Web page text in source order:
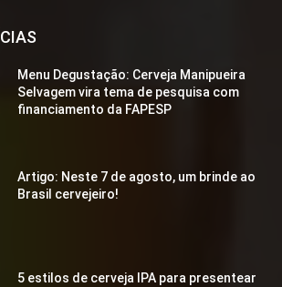
Menu Degustação: Cerveja Manipueira
Selvagem vira tema de pesquisa com
financiamento da FAPESP
Artigo: Neste 7 de agosto, um brinde ao
Brasil cervejeiro!
5 estilos de cerveja IPA para presentear